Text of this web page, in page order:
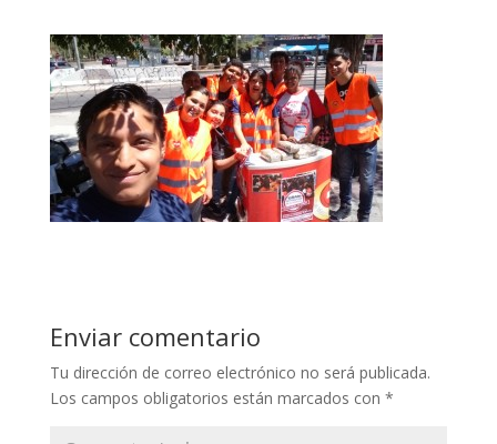
Enviar comentario
Tu dirección de correo electrónico no será publicada.
Los campos obligatorios están marcados con *